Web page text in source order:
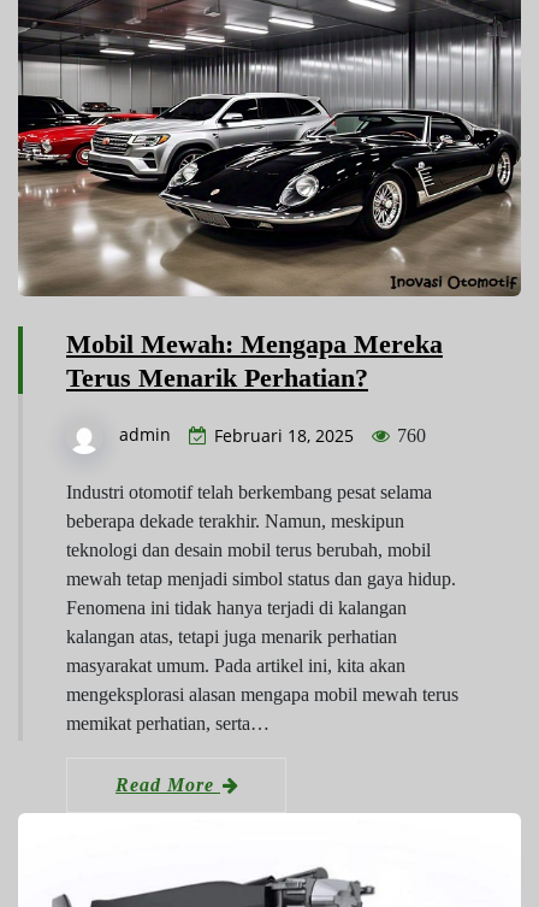
Mobil Mewah: Mengapa Mereka
Terus Menarik Perhatian?
admin Februari 18, 2025 760
Industri otomotif telah berkembang pesat selama
beberapa dekade terakhir. Namun, meskipun
teknologi dan desain mobil terus berubah, mobil
mewah tetap menjadi simbol status dan gaya hidup.
Fenomena ini tidak hanya terjadi di kalangan
kalangan atas, tetapi juga menarik perhatian
masyarakat umum. Pada artikel ini, kita akan
mengeksplorasi alasan mengapa mobil mewah terus
memikat perhatian, serta…
Read More